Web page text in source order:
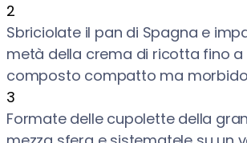
2
Sbriciolate il pan di Spagna e
metà della crema di ricotta fino a
composto compatto ma
3
Formate delle cupolette della